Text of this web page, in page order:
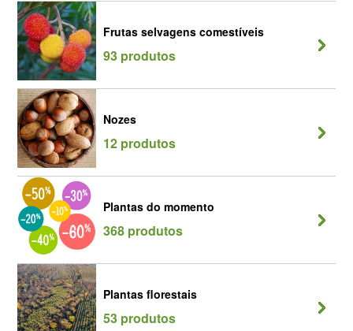
Frutas selvagens comestíveis
93 produtos
Nozes
12 produtos
Plantas do momento
368 produtos
Plantas florestais
53 produtos